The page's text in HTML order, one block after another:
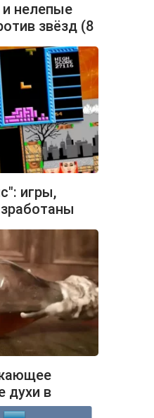
нелепые
звёзд (8
игры,
(13
духи в
(8 фото)